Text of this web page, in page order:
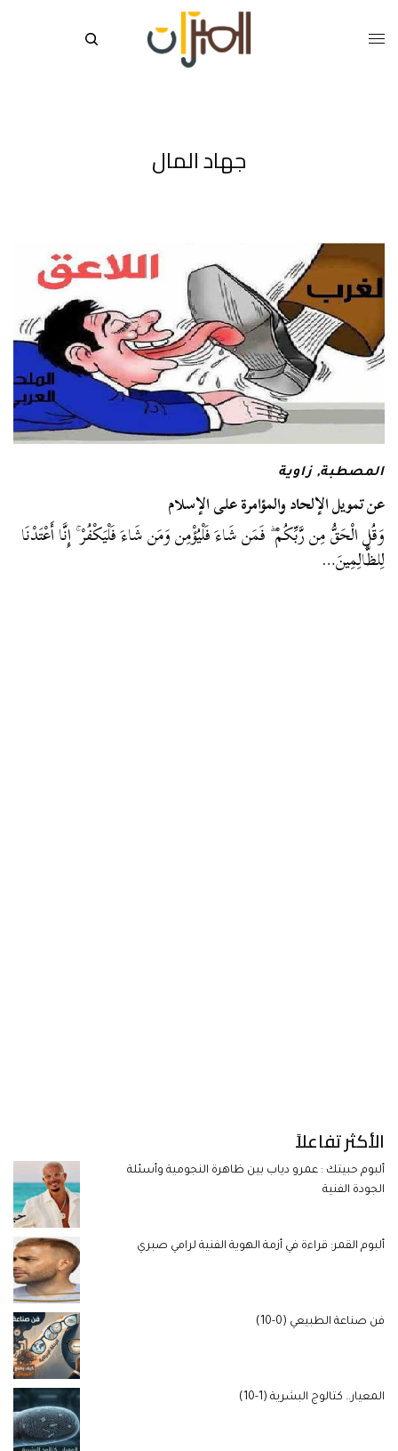
جهاد المال
المصطبة, زاوية
عن تمويل الإلحاد والمؤامرة على الإسلام
وَقُلِ الْحَقُّ مِن رَّبِّكُمْ ۖ فَمَن شَاءَ فَلْيُؤْمِن وَمَن شَاءَ فَلْيَكْفُرْ ۚ إِنَّا أَعْتَدْنَا
لِلظَّالِمِينَ…
الأكثر تفاعلاً
ألبوم حبيتك : عمرو دياب بين ظاهرة النجومية وأسئلة
الجودة الفنية
ألبوم القمر: قراءة في أزمة الهوية الفنية لرامي صبري
فن صناعة الطبيعي (0-10)
المعيار.. كتالوج البشرية (1-10)